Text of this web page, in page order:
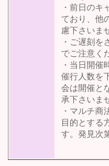
・前日のキ
ており、他
慮下さいま
・ご遅刻を
でご注意く
・当日開催
催行人数を
会は開催と
承下さいま
・マルチ商
目的とする
す。発見次